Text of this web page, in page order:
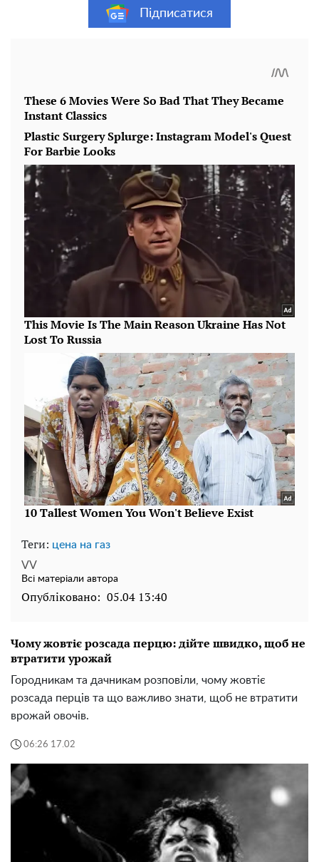
Підписатися
Теги: цена на газ
VV
Всі матеріали автора
Опубліковано: 05.04 13:40
Чому жовтіє розсада перцю: дійте швидко, щоб не
втратити урожай
Городникам та дачникам розповіли, чому жовтіє
розсада перців та що важливо знати, щоб не втратити
врожай овочів.
06:26 17.02